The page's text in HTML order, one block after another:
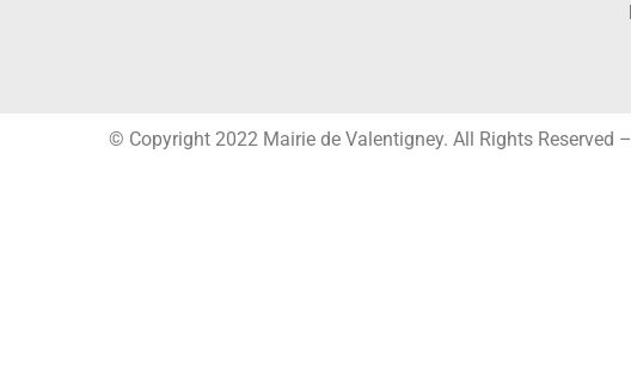
© Copyright 2022 Mairie de Valentigney. All Rights Reserved –